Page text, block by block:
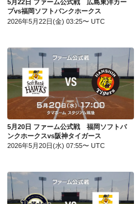
5月22日 ファーム公式戦 広島東洋カー
プvs福岡ソフトバンクホークス
2026年5月22日(金) 03:25〜 UTC
5月20日 ファーム公式戦 福岡ソフトバンクホークスvs阪神タイガース
5月20日 ファーム公式戦 福岡ソフトバ
ンクホークスvs阪神タイガース
2026年5月20日(水) 07:55〜 UTC